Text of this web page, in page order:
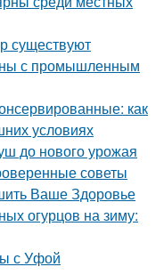
существуют
с промышленным
как
условиях
до нового урожая
советы
Ваше Здоровье
огурцов на зиму:
с Уфой